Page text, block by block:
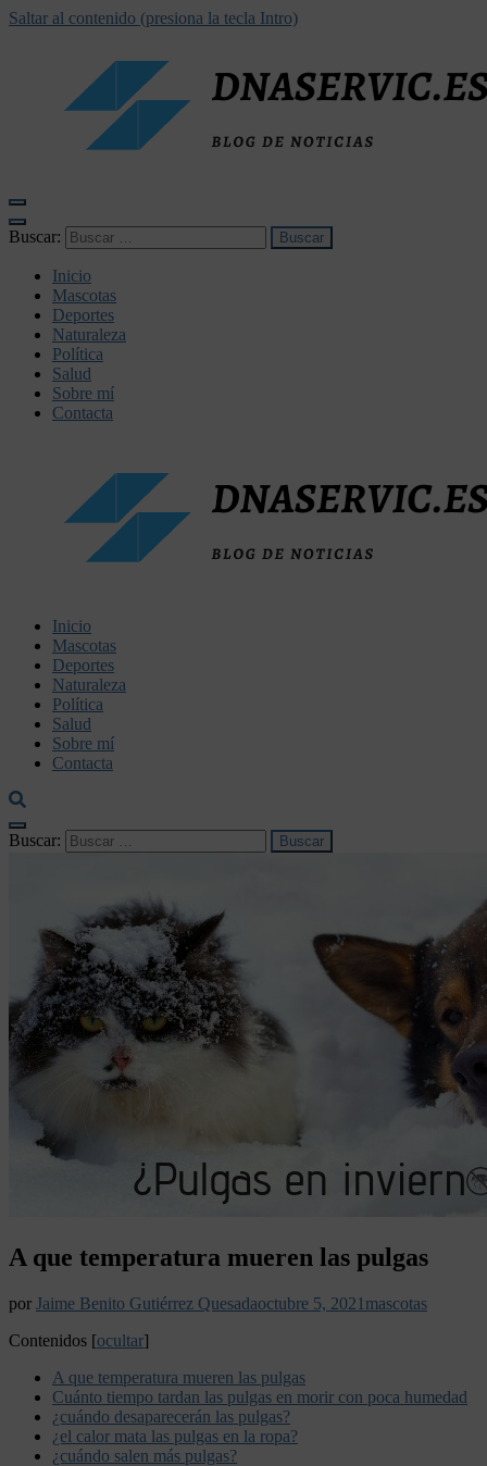
Saltar al contenido (presiona la tecla Intro)
Buscar:
Inicio
Mascotas
Deportes
Naturaleza
Política
Salud
Sobre mí
Contacta
dnaservic.es
Inicio
Mascotas
Deportes
Naturaleza
Política
Salud
Sobre mí
Contacta
Buscar:
A que temperatura mueren las pulgas
por Jaime Benito Gutiérrez Quesadaoctubre 5, 2021 mascotas
Contenidos [ocultar]
A que temperatura mueren las pulgas
Cuánto tiempo tardan las pulgas en morir con poca humedad
¿cuándo desaparecerán las pulgas?
¿el calor mata las pulgas en la ropa?
¿cuándo salen más pulgas?